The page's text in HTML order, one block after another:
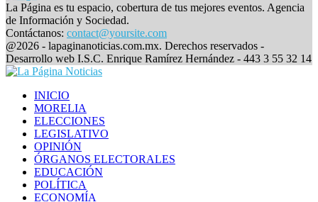
La Página es tu espacio, cobertura de tus mejores eventos. Agencia
de Información y Sociedad.
Contáctanos: contact@yoursite.com
Facebook
@2026 - lapaginanoticias.com.mx. Derechos reservados -
Desarrollo web I.S.C. Enrique Ramírez Hernández - 443 3 55 32 14
INICIO
MORELIA
ELECCIONES
LEGISLATIVO
OPINIÓN
ÓRGANOS ELECTORALES
EDUCACIÓN
POLÍTICA
ECONOMÍA